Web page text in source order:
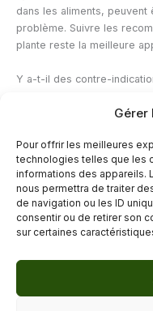
Gérer
Pour offrir les meilleures
technologies telles que les
informations des appareils.
nous permettra de traiter
de navigation ou les ID
consentir ou de retirer son
sur certaines
dans les aliments,
problème. Suivre les
plante reste la meilleure
Y a-t-il des contre-
traitement
médical avant toute
cas de maladies auto-
←Article précédent